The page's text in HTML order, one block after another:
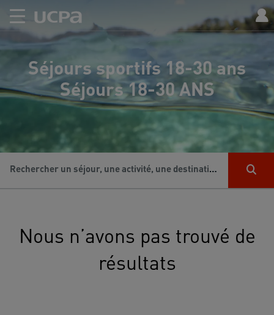
Séjours sportifs 18-30 ans
Séjours 18-30 ANS
Rechercher un séjour, une activité, une destination...
Nous n’avons pas trouvé de
résultats